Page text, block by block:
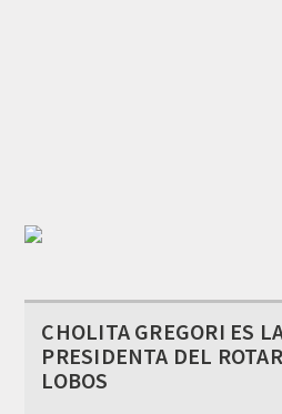
CHOLITA GREGORI ES
PRESIDENTA DEL
LOBOS